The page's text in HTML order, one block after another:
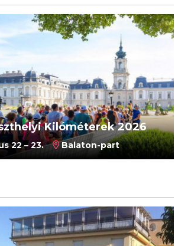
Kilóméterek 2026
22 – 23. Balaton-part